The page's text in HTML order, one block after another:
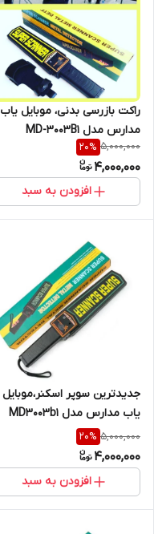
راکت بازرسی بدنی، موبایل یاب
مدارس مدل MD-3003B1
5,000,000
20%
4,000,000
افزودن به سبد
جدیدترین سوپر اسکنر،موبایل
یاب مدارس مدل MD3003b1
5,000,000
20%
4,000,000
افزودن به سبد